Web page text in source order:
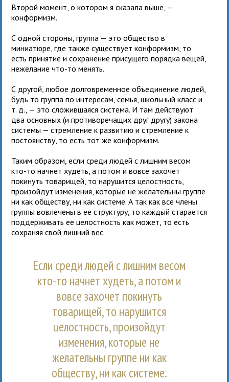
Второй момент, о котором я сказала выше, —
конформизм.
С одной стороны, группа — это общество в
миниатюре, где также существует конформизм, то
есть принятие и сохранение присущего порядка вещей,
нежелание что-то менять.
С другой, любое долговременное объединение людей,
будь то группа по интересам, семья, школьный класс и
т. д., — это сложившаяся система. И там действуют
два основных (и противоречащих друг другу) закона
системы — стремление к развитию и стремление к
постоянству, то есть тот же конформизм.
Таким образом, если среди людей с лишним весом
кто-то начнет худеть, а потом и вовсе захочет
покинуть товарищей, то нарушится целостность,
произойдут изменения, которые не желательны группе
ни как обществу, ни как системе. А так как все члены
группы вовлечены в ее структуру, то каждый старается
поддерживать ее целостность как может, то есть
сохраняя свой лишний вес.
Если среди людей с лишним весом
кто-то начнет худеть, а потом и
вовсе захочет покинуть
товарищей, то нарушится
целостность, произойдут
изменения, которые не
желательны группе ни как
обществу, ни как системе.